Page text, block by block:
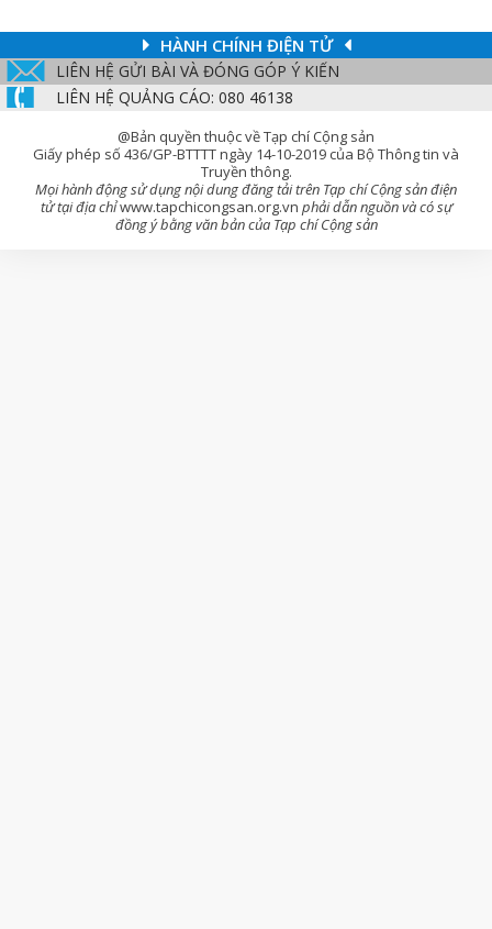
HÀNH CHÍNH ĐIỆN TỬ
LIÊN HỆ GỬI BÀI VÀ ĐÓNG GÓP Ý KIẾN
LIÊN HỆ QUẢNG CÁO: 080 46138
@Bản quyền thuộc về Tạp chí Cộng sản
Giấy phép số 436/GP-BTTTT ngày 14-10-2019 của Bộ Thông tin và
Truyền thông.
Mọi hành động sử dụng nội dung đăng tải trên Tạp chí Cộng sản điện
tử tại địa chỉwww.tapchicongsan.org.vn phải dẫn nguồn và có sự
đồng ý bằng văn bản của Tạp chí Cộng sản